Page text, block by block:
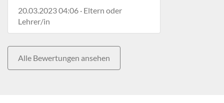
20.03.2023 04:06 · Eltern oder
Lehrer/in
Alle Bewertungen ansehen